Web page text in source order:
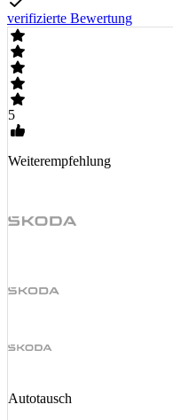
verifizierte Bewertung
5
Weiterempfehlung
Autotausch